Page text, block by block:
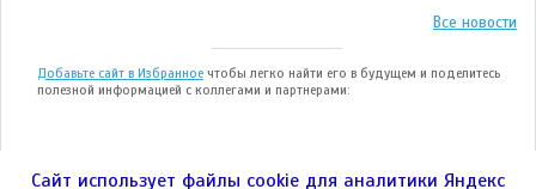
Все новости
Добавьте сайт в Избранное чтобы легко найти его в будущем и поделитесь
полезной информацией с коллегами и партнерами:
Сайт использует файлы cookie для аналитики Яндекс